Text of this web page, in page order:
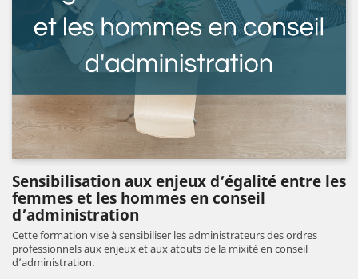
Sensibilisation aux enjeux d’égalité entre les
femmes et les hommes en conseil
d’administration
Cette formation vise à sensibiliser les administrateurs des ordres
professionnels aux enjeux et aux atouts de la mixité en conseil
d’administration.